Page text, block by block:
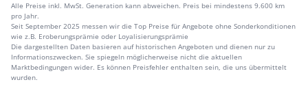
Alle Preise inkl. MwSt. Generation kann abweichen. Preis bei mindestens 9.600 km
pro Jahr.
Seit September 2025 messen wir die Top Preise für Angebote ohne Sonderkonditionen
wie z.B. Eroberungsprämie oder Loyalisierungsprämie
Die dargestellten Daten basieren auf historischen Angeboten und dienen nur zu
Informationszwecken. Sie spiegeln möglicherweise nicht die aktuellen
Marktbedingungen wider. Es können Preisfehler enthalten sein, die uns übermittelt
wurden.